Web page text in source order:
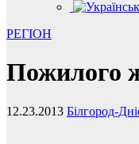
РЕГІОН
Пожилого
12.23.2013 Білгород-